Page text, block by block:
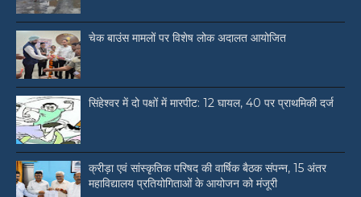
चेक बाउंस मामलों पर विशेष लोक अदालत आयोजित
सिंहेश्वर में दो पक्षों में मारपीट: 12 घायल, 40 पर प्राथमिकी दर्ज
क्रीड़ा एवं सांस्कृतिक परिषद की वार्षिक बैठक संपन्न, 15 अंतर
महाविद्यालय प्रतियोगिताओं के आयोजन को मंजूरी